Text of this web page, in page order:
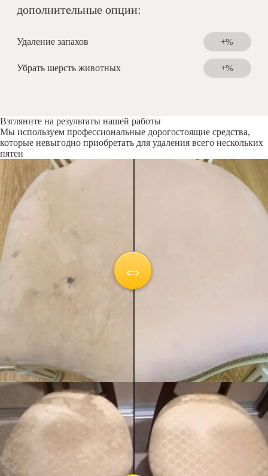
дополнительные опции:
Удаление запахов +%
Убрать шерсть животных +%
Взгляните на результаты нашей работы
Мы используем профессиональные дорогостоящие средства,
которые невыгодно приобретать для удаления всего нескольких
пятен